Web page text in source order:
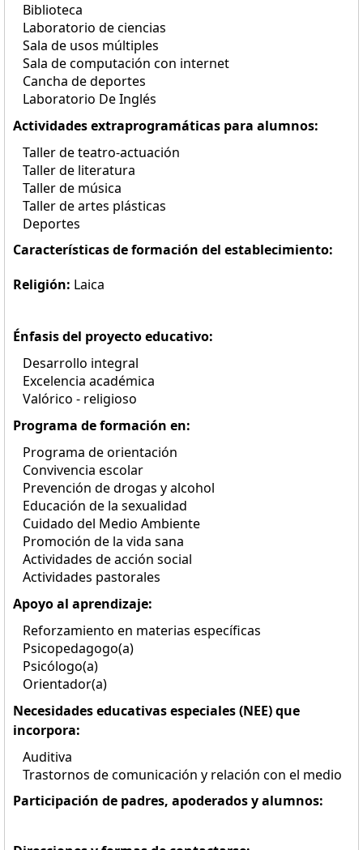
Biblioteca
Laboratorio de ciencias
Sala de usos múltiples
Sala de computación con internet
Cancha de deportes
Laboratorio De Inglés
Actividades extraprogramáticas para alumnos:
Taller de teatro-actuación
Taller de literatura
Taller de música
Taller de artes plásticas
Deportes
Características de formación del establecimiento:
Religión: Laica
Énfasis del proyecto educativo:
Desarrollo integral
Excelencia académica
Valórico - religioso
Programa de formación en:
Programa de orientación
Convivencia escolar
Prevención de drogas y alcohol
Educación de la sexualidad
Cuidado del Medio Ambiente
Promoción de la vida sana
Actividades de acción social
Actividades pastorales
Apoyo al aprendizaje:
Reforzamiento en materias específicas
Psicopedagogo(a)
Psicólogo(a)
Orientador(a)
Necesidades educativas especiales (NEE) que
incorpora:
Auditiva
Trastornos de comunicación y relación con el medio
Participación de padres, apoderados y alumnos: